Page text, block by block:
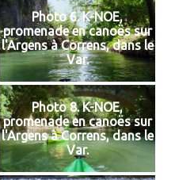
Photo 6. K-NOE,
promenade en canoës sur
l'Argens à Correns, dans le
Var.
Photo 8. K-NOE,
promenade en canoës sur
l'Argens à Correns, dans le
Var.